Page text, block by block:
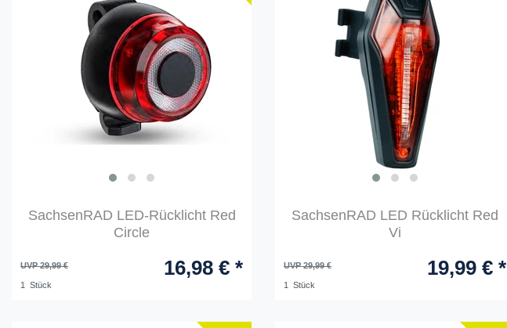
SachsenRAD LED-Rücklicht Red
Circle
UVP 29,99 € 16,98 € *
1 Stück
SachsenRAD LED Rücklicht Red
Vi
UVP 29,99 € 19,99 € *
1 Stück